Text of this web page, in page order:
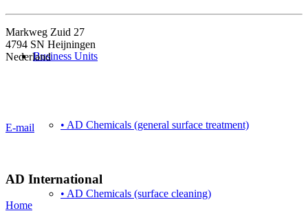
Business Units
• AD Chemicals (general surface treatment)
• AD Chemicals (surface cleaning)
Markweg Zuid 27
4794 SN Heijningen
Nederland
E-mail
AD International
Home